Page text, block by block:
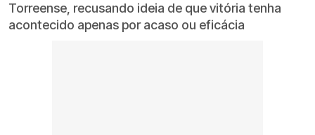
Torreense, recusando ideia de que vitória tenha
acontecido apenas por acaso ou eficácia